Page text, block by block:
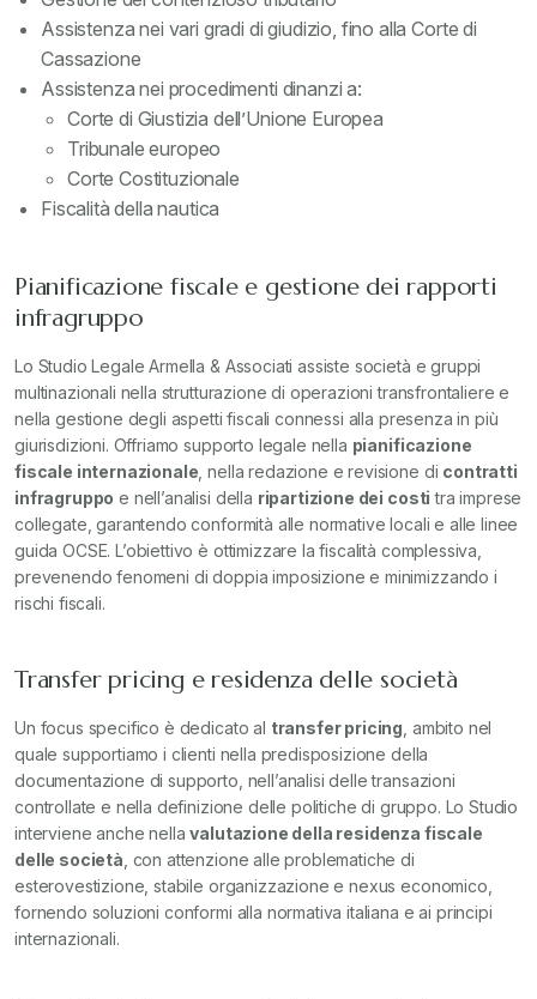
Assistenza nei vari gradi di giudizio, fino alla Corte di
Cassazione
Assistenza nei procedimenti dinanzi a:
Corte di Giustizia dell’Unione Europea
Tribunale europeo
Corte Costituzionale
Fiscalità della nautica
Pianificazione fiscale e gestione dei rapporti
infragruppo
Lo Studio Legale Armella & Associati assiste società e gruppi
multinazionali nella strutturazione di operazioni transfrontaliere e
nella gestione degli aspetti fiscali connessi alla presenza in più
giurisdizioni. Offriamo supporto legale nella pianificazione
fiscale internazionale , nella redazione e revisione di contratti
infragruppo e nell’analisi della ripartizione dei costi tra imprese
collegate, garantendo conformità alle normative locali e alle linee
guida OCSE. L’obiettivo è ottimizzare la fiscalità complessiva,
prevenendo fenomeni di doppia imposizione e minimizzando i
rischi fiscali.
Transfer pricing e residenza delle società
Un focus specifico è dedicato al transfer pricing , ambito nel
quale supportiamo i clienti nella predisposizione della
documentazione di supporto, nell’analisi delle transazioni
controllate e nella definizione delle politiche di gruppo. Lo Studio
interviene anche nellavalutazione della residenza fiscale
delle società , con attenzione alle problematiche di
esterovestizione, stabile organizzazione e nexus economico,
fornendo soluzioni conformi alla normativa italiana e ai principi
internazionali.